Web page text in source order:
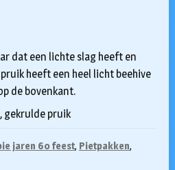
dat een lichte slag heeft en
heeft een heel licht beehive
de bovenkant.
gekrulde pruik
jaren 60 feest, Pietpakken,